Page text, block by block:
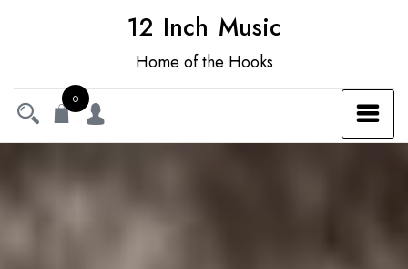
12 Inch Music
Home of the Hooks
0